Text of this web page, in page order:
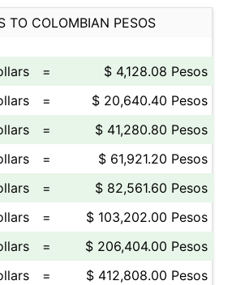
TO COLOMBIAN PESOS
=
$ 4,128.08 Pesos
=
$ 20,640.40 Pesos
=
$ 41,280.80 Pesos
=
$ 61,921.20 Pesos
=
$ 82,561.60 Pesos
=
$ 103,202.00 Pesos
=
$ 206,404.00 Pesos
=
$ 412,808.00 Pesos